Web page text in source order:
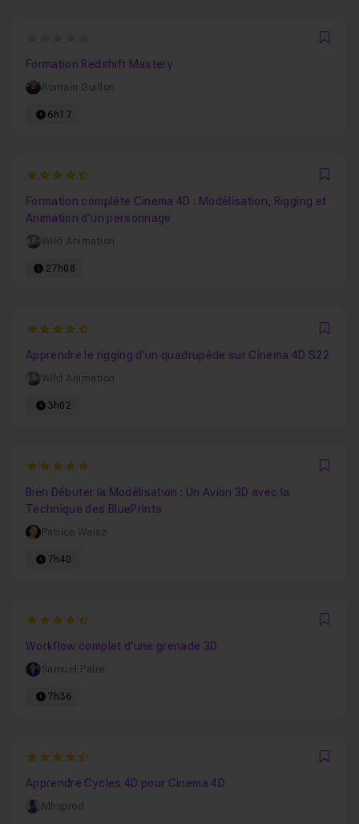
Formation Redshift Mastery
Romain Guillon
6h17
4.4
Formation complète Cinema 4D : Modélisation, Rigging et
Animation d'un personnage
Wild Animation
27h08
4.8888888888889
Apprendre le rigging d'un quadrupède sur Cinema 4D S22
Wild Animation
3h02
5
Bien Débuter la Modélisation : Un Avion 3D avec la
Technique des BluePrints
Patrice Weisz
7h40
4.8333333333333
Workflow complet d'une grenade 3D
Samuel Paire
7h36
4.2
Apprendre Cycles 4D pour Cinema 4D
Mhsprod